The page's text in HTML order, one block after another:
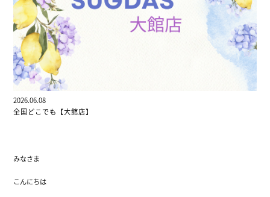
2026.06.08
全国どこでも【大館店】
みなさま
こんにちは